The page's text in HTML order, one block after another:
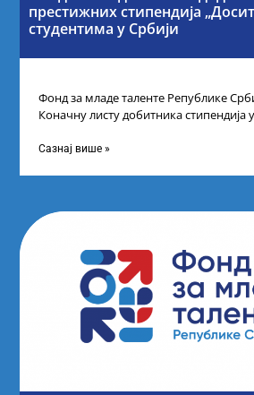
престижних стипендија
студентима у Србији
Фонд за младе таленте Републике
Коначну листу добитника стипендија
Сазнај више »